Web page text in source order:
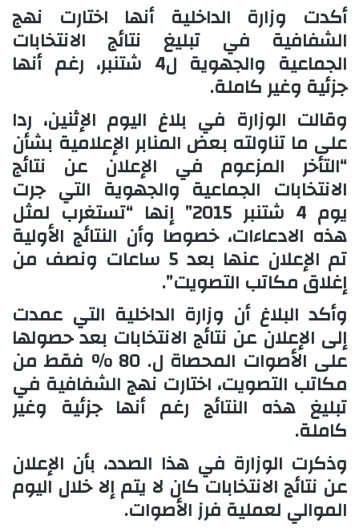
أكدت وزارة الداخلية أنها اختارت نهج
الشفافية في تبليغ نتائج الانتخابات
الجماعية والجهوية ل4 شتنبر، رغم أنها
جزئية وغير كاملة.
وقالت الوزارة في بلاغ اليوم الإثنين، ردا
على ما تناولته بعض المنابر الإعلامية بشأن
“التأخر المزعوم في الإعلان عن نتائج
الانتخابات الجماعية والجهوية التي جرت
يوم 4 شتنبر 2015” إنها “تستغرب لمثل
هذه الادعاءات، خصوصا وأن النتائج الأولية
تم الإعلان عنها بعد 5 ساعات ونصف من
إغلاق مكاتب التصويت”.
وأكد البلاغ أن وزارة الداخلية التي عمدت
إلى الإعلان عن نتائج الانتخابات بعد حصولها
على الأصوات المحصاة ل. 80 % فقط من
مكاتب التصويت، اختارت نهج الشفافية في
تبليغ هذه النتائج رغم أنها جزئية وغير
كاملة.
وذكرت الوزارة في هذا الصدد، بأن الإعلان
عن نتائج الانتخابات كان لا يتم إلا خلال اليوم
الموالي لعملية فرز الأصوات.